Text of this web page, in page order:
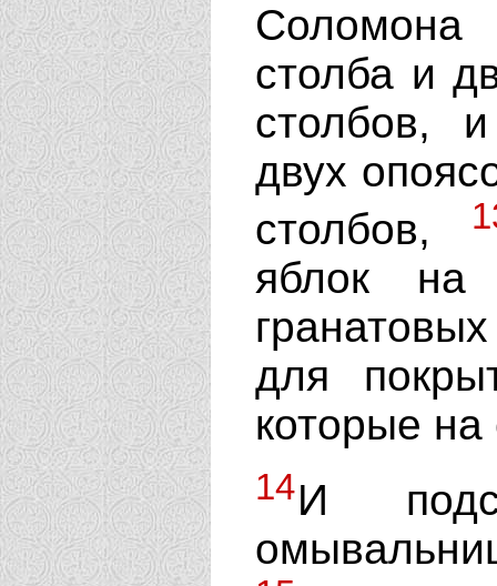
столба и
столбов,
двух
столбов,
яблок на
для
которые на
14И